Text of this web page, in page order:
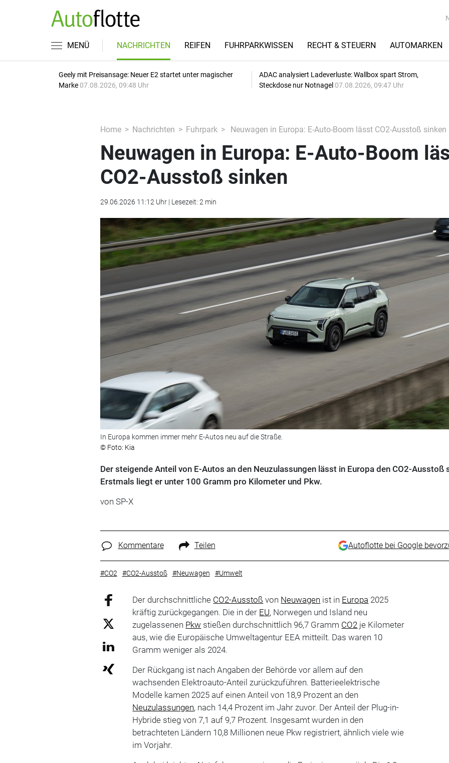
MENÜ NACHRICHTEN REIFEN FUHRPARKWISSEN RECHT & STEUERN AUTOMARKEN
Geely mit Preisansage: Neuer E2 startet unter magischer
Marke 07.08.2026, 09:48 Uhr
ADAC analysiert Ladeverluste: Wallbox spart Strom,
Steckdose nur Notnagel 07.08.2026, 09:47 Uhr
Home Nachrichten Fuhrpark Neuwagen in Europa: E-Auto-Boom lässt CO2-Ausstoß sinken
Neuwagen in Europa: E-Auto-Boom
CO2-Ausstoß sinken
29.06.2026 11:12 Uhr | Lesezeit: 2 min
In Europa kommen immer mehr E-Autos neu auf die Straße.
© Foto: Kia
Der steigende Anteil von E-Autos an den Neuzulassungen lässt in Europa den CO2-Ausstoß
Erstmals liegt er unter 100 Gramm pro Kilometer und Pkw.
von SP-X
Kommentare Teilen Autoflotte bei Google
#CO2 #CO2-Ausstoß #Neuwagen #Umwelt
Der durchschnittliche CO2-Ausstoß von Neuwagen ist in Europa 2025
kräftig zurückgegangen. Die in der EU, Norwegen und Island neu
zugelassenen Pkw stießen durchschnittlich 96,7 Gramm CO2 je Kilometer
aus, wie die Europäische Umweltagentur EEA mitteilt. Das waren 10
Gramm weniger als 2024.
Der Rückgang ist nach Angaben der Behörde vor allem auf den
wachsenden Elektroauto-Anteil zurückzuführen. Batterieelektrische
Modelle kamen 2025 auf einen Anteil von 18,9 Prozent an den
Neuzulassungen, nach 14,4 Prozent im Jahr zuvor. Der Anteil der Plug-in-
Hybride stieg von 7,1 auf 9,7 Prozent. Insgesamt wurden in den
betrachteten Ländern 10,8 Millionen neue Pkw registriert, ähnlich viele wie
im Vorjahr.